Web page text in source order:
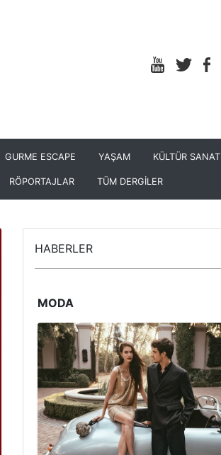
GURME ESCAPE YAŞAM KÜLTÜR SANAT
RÖPORTAJLAR TÜM DERGİLER
HABERLER
MODA